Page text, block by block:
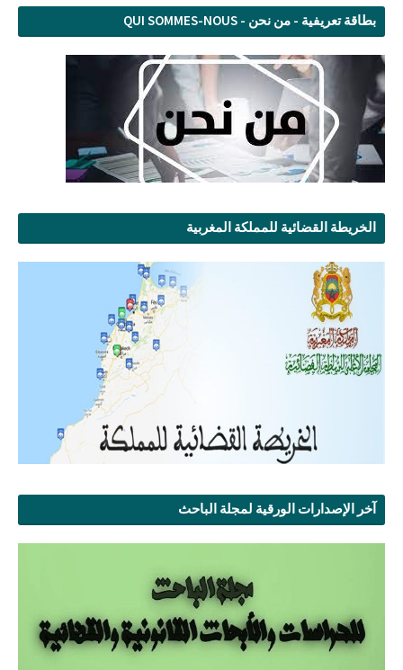
بطاقة تعريفية - من نحن - QUI SOMMES-NOUS
الخريطة القضائية للمملكة المغربية
آخر الإصدارات الورقية لمجلة الباحث